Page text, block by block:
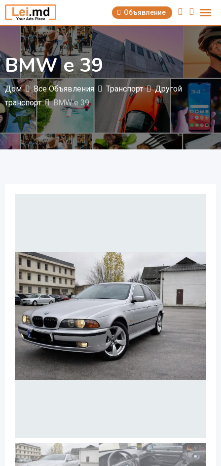
Перейти
содержимому
Объявление
BMW e 39
Дом Все Объявления Транспорт
Другой
транспорт
BMW e 39